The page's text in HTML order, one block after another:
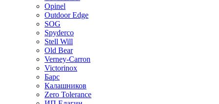
Opinel
Outdoor Edge
SOG
Spyderco
Stell Will
Old Bear
Verney-Carron
Victorinox
Барс
Калашников
Zero Tolerance